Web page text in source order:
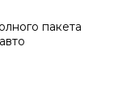
пакета